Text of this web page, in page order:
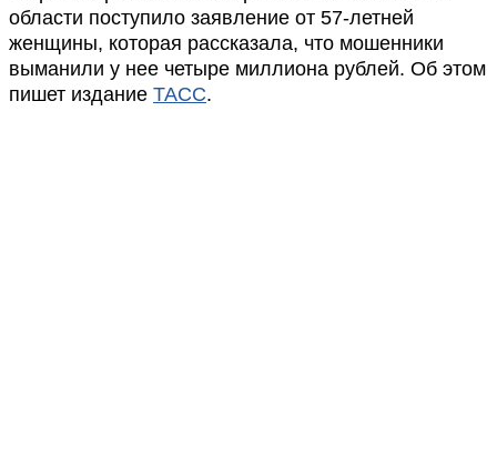
области поступило заявление от 57-летней
женщины, которая рассказала, что мошенники
выманили у нее четыре миллиона рублей. Об этом
пишет издание ТАСС.